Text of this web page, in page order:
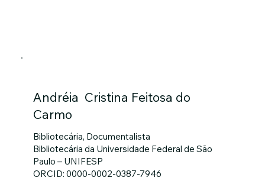
Bibliotecária, Documentalista
Bibliotecária da Universidade Federal de São
Paulo – UNIFESP
ORCID: 0000-0002-0387-7946
Andréia Cristina Feitosa do
Carmo